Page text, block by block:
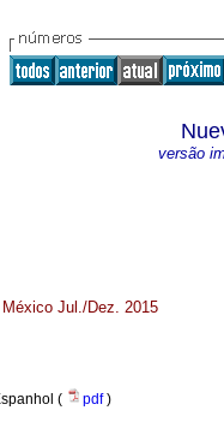
versão
Jul./Dez. 2015
( pdf)